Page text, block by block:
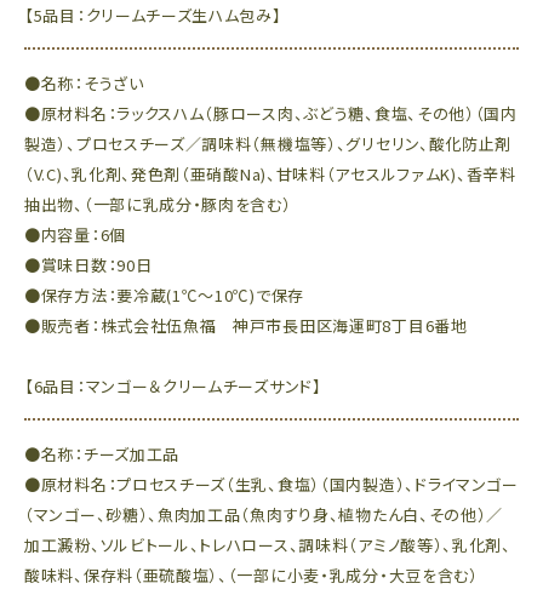
【5品目：クリームチーズ生ハム包み】
●名称：そうざい
●原材料名：ラックスハム（豚ロース肉、ぶどう糖、食塩、その他）（国内
製造）、プロセスチーズ／調味料（無機塩等）、グリセリン、酸化防止剤
（V.C)、乳化剤、発色剤（亜硝酸Na)、甘味料（アセスルファムK)、香辛料
抽出物、（一部に乳成分・豚肉を含む）
●内容量：6個
●賞味日数：90日
●保存方法：要冷蔵(1℃～10℃)で保存
●販売者：株式会社伍魚福 神戸市長田区海運町8丁目6番地
【6品目：マンゴー＆クリームチーズサンド】
●名称：チーズ加工品
●原材料名：プロセスチーズ（生乳、食塩）（国内製造）、ドライマンゴー
（マンゴー、砂糖）、魚肉加工品（魚肉すり身、植物たん白、その他）／
加工澱粉、ソルビトール、トレハロース、調味料（アミノ酸等）、乳化剤、
酸味料、保存料（亜硫酸塩）、（一部に小麦・乳成分・大豆を含む）